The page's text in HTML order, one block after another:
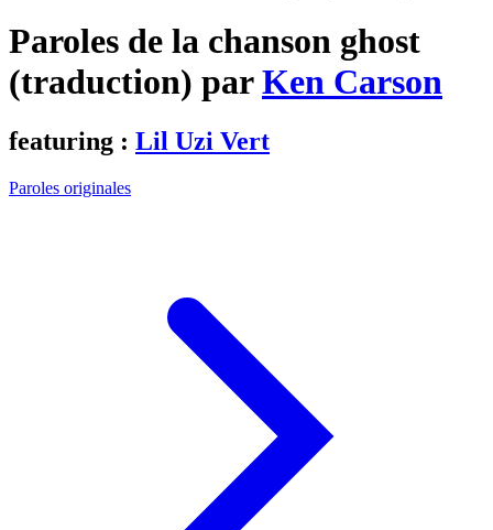
Paroles de la chanson ghost
(traduction) parKen Carson
featuring : Lil Uzi Vert
Paroles originales